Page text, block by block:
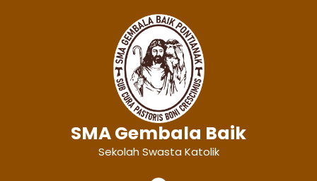
SMA Gembala Baik
Sekolah Swasta Katolik